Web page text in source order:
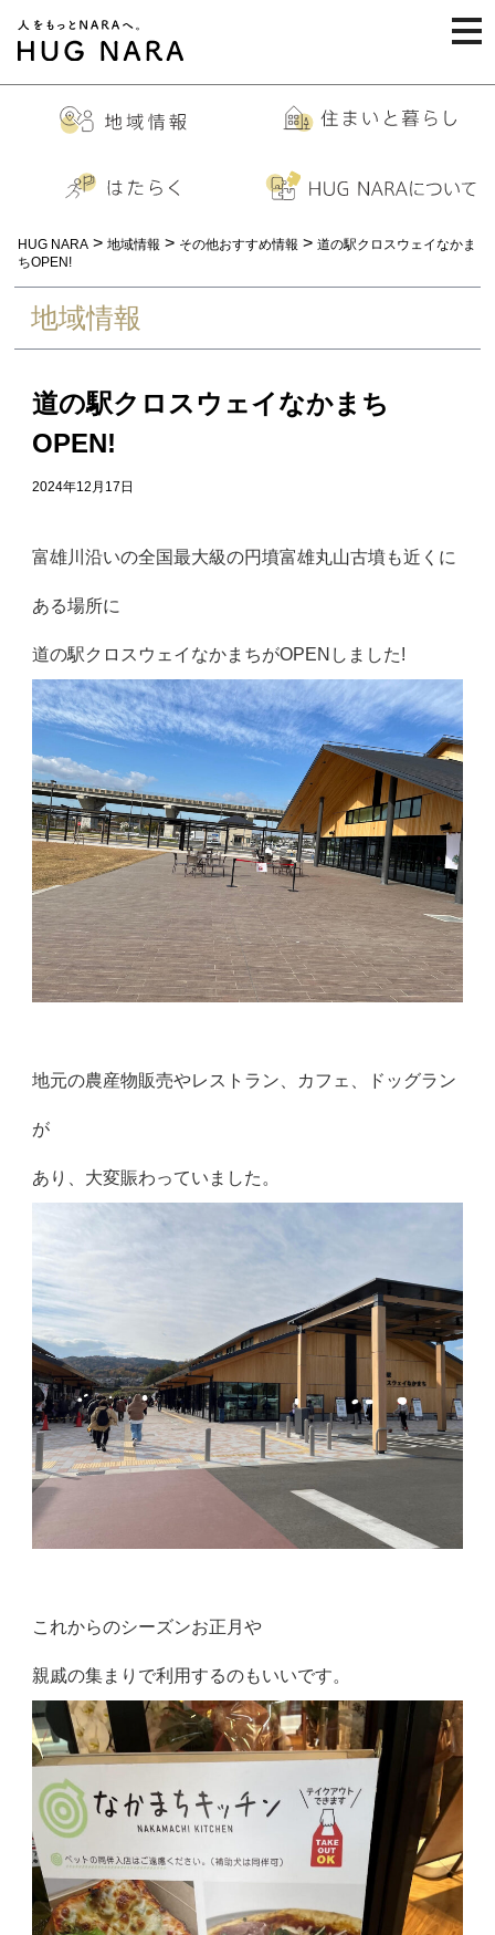
HUG NARA > 地域情報 > その他おすすめ情報 > 道の駅クロスウェイなかま
ちOPEN!
地域情報
道の駅クロスウェイなかまち
OPEN!
2024年12月17日
富雄川沿いの全国最大級の円墳富雄丸山古墳も近くに
ある場所に
道の駅クロスウェイなかまちがOPENしました!
地元の農産物販売やレストラン、カフェ、ドッグラン
が
あり、大変賑わっていました。
これからのシーズンお正月や
親戚の集まりで利用するのもいいです。